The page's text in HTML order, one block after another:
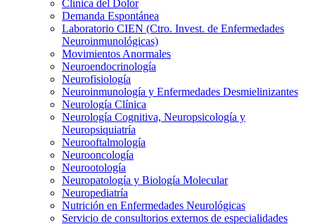
Clínica del Dolor
Demanda Espontánea
Laboratorio CIEN (Ctro. Invest. de Enfermedades
Neuroinmunológicas)
Movimientos Anormales
Neuroendocrinología
Neurofisiología
Neuroinmunología y Enfermedades Desmielinizantes
Neurología Clínica
Neurología Cognitiva, Neuropsicología y
Neuropsiquiatría
Neurooftalmología
Neurooncología
Neurootología
Neuropatología y Biología Molecular
Neuropediatría
Nutrición en Enfermedades Neurológicas
Servicio de consultorios externos de especialidades